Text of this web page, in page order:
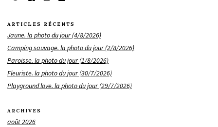
ARTICLES RÉCENTS
Jaune. la photo du jour (4/8/2026)
Camping sauvage. la photo du jour (2/8/2026)
Paroisse. la photo du jour (1/8/2026)
Fleuriste. la photo du jour (30/7/2026)
Playground love. la photo du jour (29/7/2026)
ARCHIVES
août 2026